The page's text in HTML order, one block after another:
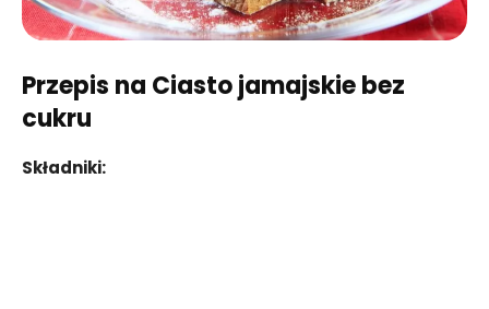
Przepis na Ciasto jamajskie bez
cukru
Składniki: